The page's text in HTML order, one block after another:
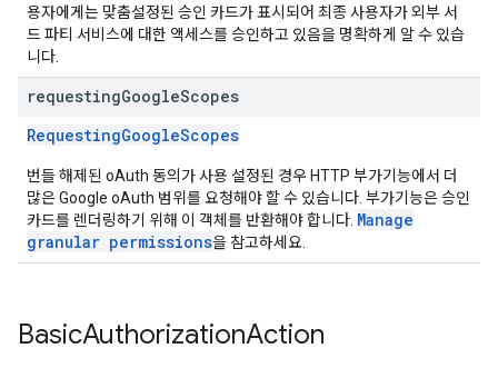
용자에게는 맞춤설정된 승인 카드가 표시되어 최종 사용자가 외부 서
드 파티 서비스에 대한 액세스를 승인하고 있음을 명확하게 알 수 있습
니다.
requestingGoogleScopes
RequestingGoogleScopes
번들 해제된 oAuth 동의가 사용 설정된 경우 HTTP 부가기능에서 더
많은 Google oAuth 범위를 요청해야 할 수 있습니다. 부가기능은 승인
카드를 렌더링하기 위해 이 객체를 반환해야 합니다. Manage
granular permissions을 참고하세요.
BasicAuthorizationAction